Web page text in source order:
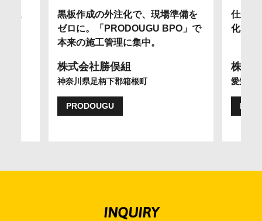
なス
黒板作成の外注化で、現場準備を
ゼロに。「PRODOUGU BPO」で
本来の施工管理に集中。
株式会社勝俣組
神奈川県足柄下郡箱根町
PRODOUGU
仕上げ
化。引
株式
愛知県
INQUIRY